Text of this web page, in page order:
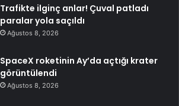
Trafikte ilginç anlar! Çuval patladı
paralar yola saçıldı
Ağustos 8, 2026
SpaceX roketinin Ay’da açtığı krater
görüntülendi
Ağustos 8, 2026